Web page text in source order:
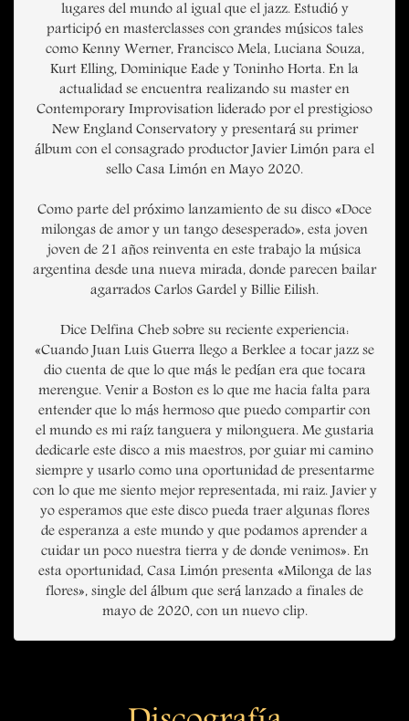
lugares del mundo al igual que el jazz. Estudió y
participó en masterclasses con grandes músicos tales
como Kenny Werner, Francisco Mela, Luciana Souza,
Kurt Elling, Dominique Eade y Toninho Horta. En la
actualidad se encuentra realizando su master en
Contemporary Improvisation liderado por el prestigioso
New England Conservatory y presentará su primer
álbum con el consagrado productor Javier Limón para el
sello Casa Limón en Mayo 2020.
Como parte del próximo lanzamiento de su disco «Doce
milongas de amor y un tango desesperado», esta joven
joven de 21 años reinventa en este trabajo la música
argentina desde una nueva mirada, donde parecen bailar
agarrados Carlos Gardel y Billie Eilish.
Dice Delfina Cheb sobre su reciente experiencia:
«Cuando Juan Luis Guerra llego a Berklee a tocar jazz se
dio cuenta de que lo que más le pedían era que tocara
merengue. Venir a Boston es lo que me hacia falta para
entender que lo más hermoso que puedo compartir con
el mundo es mi raíz tanguera y milonguera. Me gustaria
dedicarle este disco a mis maestros, por guiar mi camino
siempre y usarlo como una oportunidad de presentarme
con lo que me siento mejor representada, mi raiz. Javier y
yo esperamos que este disco pueda traer algunas flores
de esperanza a este mundo y que podamos aprender a
cuidar un poco nuestra tierra y de donde venimos». En
esta oportunidad, Casa Limón presenta «Milonga de las
flores», single del álbum que será lanzado a finales de
mayo de 2020, con un nuevo clip.